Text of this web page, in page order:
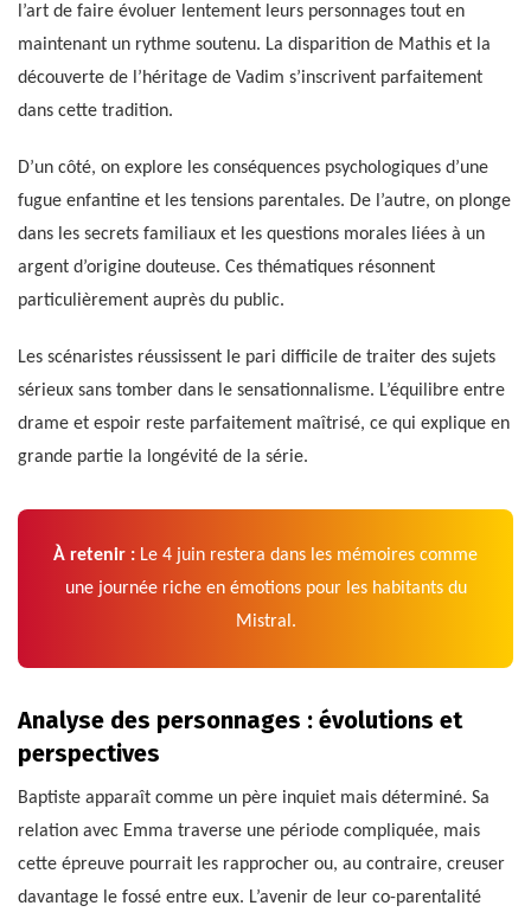
l’art de faire évoluer lentement leurs personnages tout en
maintenant un rythme soutenu. La disparition de Mathis et la
découverte de l’héritage de Vadim s’inscrivent parfaitement
dans cette tradition.
D’un côté, on explore les conséquences psychologiques d’une
fugue enfantine et les tensions parentales. De l’autre, on plonge
dans les secrets familiaux et les questions morales liées à un
argent d’origine douteuse. Ces thématiques résonnent
particulièrement auprès du public.
Les scénaristes réussissent le pari difficile de traiter des sujets
sérieux sans tomber dans le sensationnalisme. L’équilibre entre
drame et espoir reste parfaitement maîtrisé, ce qui explique en
grande partie la longévité de la série.
À retenir : Le 4 juin restera dans les mémoires comme
une journée riche en émotions pour les habitants du
Mistral.
Analyse des personnages : évolutions et
perspectives
Baptiste apparaît comme un père inquiet mais déterminé. Sa
relation avec Emma traverse une période compliquée, mais
cette épreuve pourrait les rapprocher ou, au contraire, creuser
davantage le fossé entre eux. L’avenir de leur co-parentalité